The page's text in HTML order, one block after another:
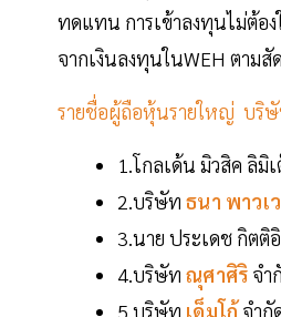
ทดแทน การเข้าลงทุนไม่ต้อ
จากเงินลงทุนในWEH ตาม
รายชื่อผู้ถือหุ้นรายใหญ่ บริ
1.โกลเด้น มิวสิค ลิ
2.บริษัท ธนา พาวเ
3.นาย ประเดช กิต
4.บริษัท ณุศาศิริ จำ
5.บริษัท เด็มโก้จำกั